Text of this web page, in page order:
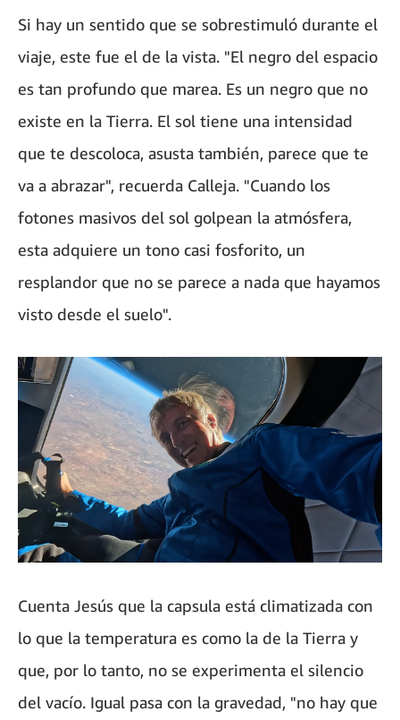
Si hay un sentido que se sobrestimuló durante el
viaje, este fue el de la vista. "El negro del espacio
es tan profundo que marea. Es un negro que no
existe en la Tierra. El sol tiene una intensidad
que te descoloca, asusta también, parece que te
va a abrazar", recuerda Calleja. "Cuando los
fotones masivos del sol golpean la atmósfera,
esta adquiere un tono casi fosforito, un
resplandor que no se parece a nada que hayamos
visto desde el suelo".
Cuenta Jesús que la capsula está climatizada con
lo que la temperatura es como la de la Tierra y
que, por lo tanto, no se experimenta el silencio
del vacío. Igual pasa con la gravedad, "no hay que